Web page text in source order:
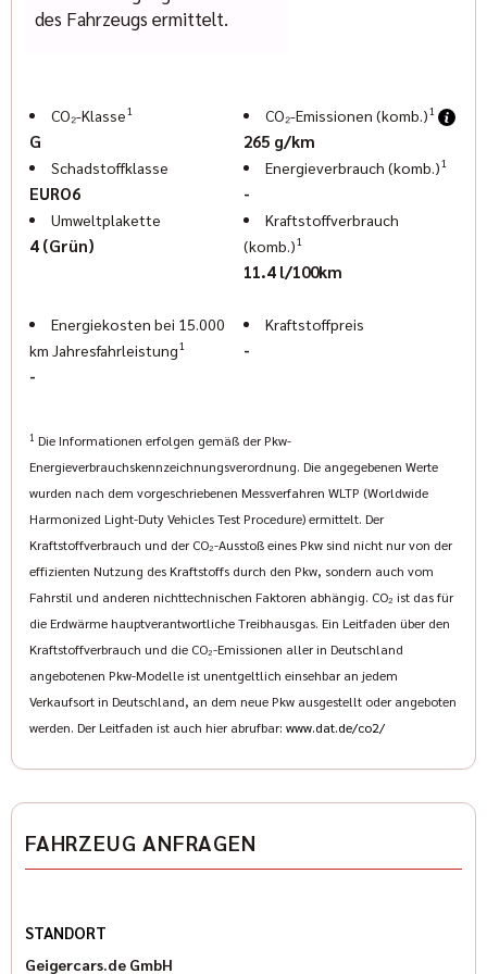
• Vollwertiges Reserverad
• LED-Tagfahrlicht
• LED-Nebelscheinwerfer
• Privacy Glass
• Ladeflächenbeleuchtung
• Anhängerkupplungsvorbereitung
Interieur
• Sitzheizung vorne
• Lenkradheizung
• Multifunktionslederlenkrad
• Rücksitzbank umklappbar
Infotainment
• Uconnect 5
• 12,3 Zoll Touchscreen
• Navigation
• Apple CarPlay
• Android Auto
• Alpine Premium Soundsystem
• Bluetooth Freisprecheinrichtung
• USB-C Anschlüsse
• Sprachsteuerung
• Digitales Fahrerdisplay
Assistenzsysteme
• Rear Cross Path Detection
• Frontkollisionswarner
des Fahrzeugs ermittelt.
CO₂-Klasse1
G
CO₂-Emissionen (komb.)1
265 g/km
Schadstoffklasse
EURO6
Energieverbrauch (komb.)1
-
Umweltplakette
4 (Grün)
Kraftstoffverbrauch
(komb.)1
11.4 l/100km
Energiekosten bei 15.000
km Jahresfahrleistung1
-
Kraftstoffpreis
-
1 Die Informationen erfolgen gemäß der Pkw-
Energieverbrauchskennzeichnungsverordnung. Die angegebenen Werte
wurden nach dem vorgeschriebenen Messverfahren WLTP (Worldwide
Harmonized Light-Duty Vehicles Test Procedure) ermittelt. Der
Kraftstoffverbrauch und der CO₂-Ausstoß eines Pkw sind nicht nur von der
effizienten Nutzung des Kraftstoffs durch den Pkw, sondern auch vom
Fahrstil und anderen nichttechnischen Faktoren abhängig. CO₂ ist das für
die Erdwärme hauptverantwortliche Treibhausgas. Ein Leitfaden über den
Kraftstoffverbrauch und die CO₂-Emissionen aller in Deutschland
angebotenen Pkw-Modelle ist unentgeltlich einsehbar an jedem
Verkaufsort in Deutschland, an dem neue Pkw ausgestellt oder angeboten
werden. Der Leitfaden ist auch hier abrufbar: www.dat.de/co2/
FAHRZEUG ANFRAGEN
STANDORT
Geigercars.de GmbH